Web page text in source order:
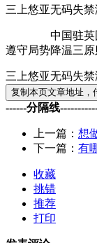
三上悠亚无码
中国驻英国使馆
遵守局势降温三
三上悠亚无码失禁
------分隔线
上一篇： 想
下一篇： 有
收藏
挑错
推荐
打印